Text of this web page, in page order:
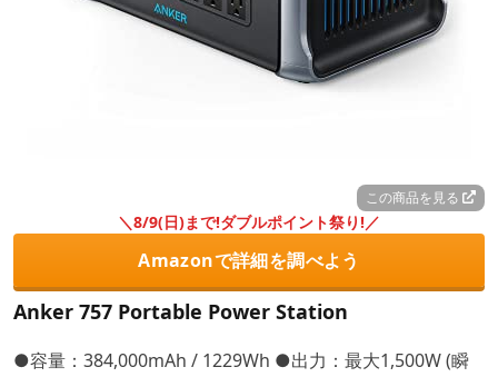
この商品を見る
＼8/9(日)まで!ダブルポイント祭り!／
Amazonで詳細を調べよう
Anker 757 Portable Power Station
●容量：384,000mAh / 1229Wh ●出力：最大1,500W (瞬